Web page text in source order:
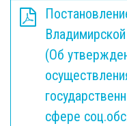
(Об
сфере